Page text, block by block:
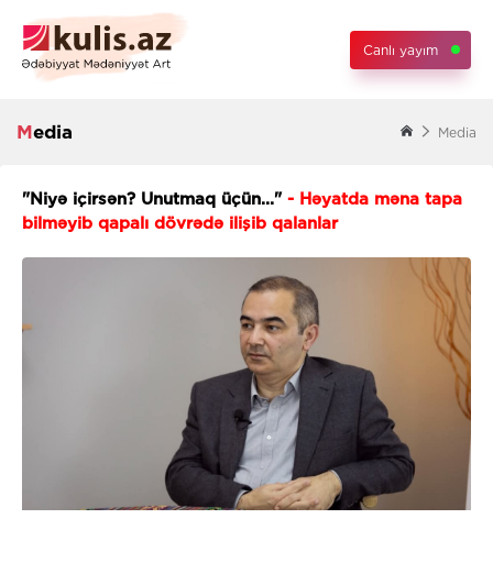
Canlı yayım
Media Media
"Niyə içirsən? Unutmaq üçün..."- Həyatda məna tapa
bilməyib qapalı dövrədə ilişib qalanlar